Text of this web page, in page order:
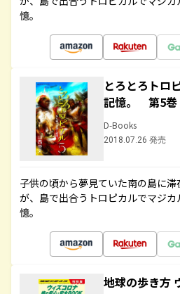
憶。
とろとろトロ
記憶。 第5巻
D-Books
2018.07.26 発売
子供の頃から夢見ていた南の島に
が、島で出合うトロピカルでマジ
憶。
地球の歩き方